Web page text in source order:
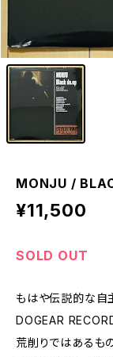
MONJU /
¥11,500
SOLD OUT
もはや伝説的な自
DOGEAR
荒削りではあるも